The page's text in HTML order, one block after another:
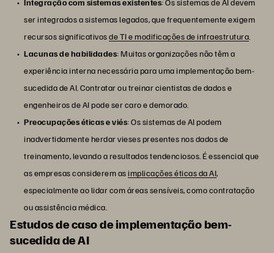
Integração com sistemas existentes: Os sistemas de AI devem
ser integrados a sistemas legados, que frequentemente exigem
recursos significativosde TI e modificações de infraestrutura.
Lacunas de habilidades: Muitas organizações não têm a
experiência interna necessária para uma implementação bem-
sucedida de AI. Contratar ou treinar cientistas de dados e
engenheiros de AI pode ser caro e demorado.
Preocupações éticas e viés: Os sistemas de AI podem
inadvertidamente herdar vieses presentes nos dados de
treinamento, levando a resultados tendenciosos. É essencial que
as empresas considerem asimplicações éticas da AI,
especialmente ao lidar com áreas sensíveis, como contratação
ou assistência médica.
Estudos de caso de implementação bem-
sucedida de AI